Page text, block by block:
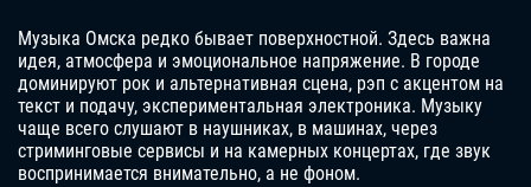
Музыка Омска редко бывает поверхностной. Здесь важна
идея, атмосфера и эмоциональное напряжение. В городе
доминируют рок и альтернативная сцена, рэп с акцентом на
текст и подачу, экспериментальная электроника. Музыку
чаще всего слушают в наушниках, в машинах, через
стриминговые сервисы и на камерных концертах, где звук
воспринимается внимательно, а не фоном.